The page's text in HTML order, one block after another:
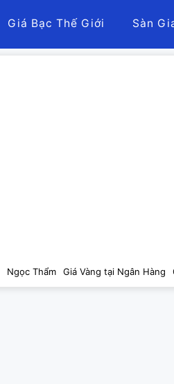
Giá Bạc Thế Giới Sàn
Ngọc Thẩm Giá Vàng tại Ngân Hàng